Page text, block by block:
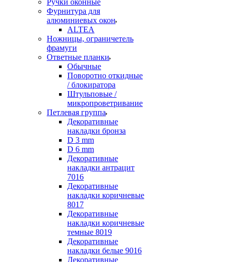
Ручки оконные
Фурнитура для
алюминиевых окон
ALTEA
Ножницы, ограничетель
фрамуги
Ответные планки
Обычные
Поворотно откидные
/ блокиратора
Штульповые /
микропроветривание
Петлевая группа
Декоративные
накладки бронза
D 3 mm
D 6 mm
Декоративные
накладки антрацит
7016
Декоративные
накладки коричневые
8017
Декоративные
накладки коричневые
темные 8019
Декоративные
накладки белые 9016
Декоративные